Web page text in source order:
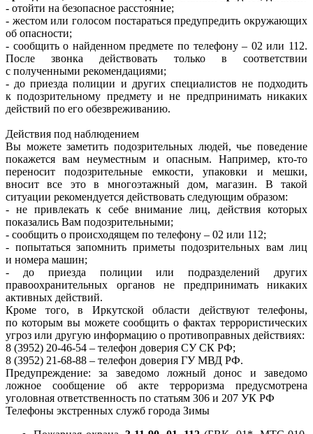
- отойти на безопасное расстояние;
- жестом или голосом постараться предупредить окружающих
об опасности;
- сообщить о найденном предмете по телефону – 02 или 112.
После звонка действовать только в соответствии
с полученными рекомендациями;
- до приезда полиции и других специалистов не подходить
к подозрительному предмету и не предпринимать никаких
действий по его обезвреживанию.
Действия под наблюдением
Вы можете заметить подозрительных людей, чье поведение
покажется вам неуместным и опасным. Например, кто-то
переносит подозрительные емкости, упаковки и мешки,
вносит все это в многоэтажный дом, магазин. В такой
ситуации рекомендуется действовать следующим образом:
- не привлекать к себе внимание лиц, действия которых
показались Вам подозрительными;
- сообщить о происходящем по телефону – 02 или 112;
- попытаться запомнить приметы подозрительных вам лиц
и номера машин;
- до приезда полиции или подразделений других
правоохранительных органов не предпринимать никаких
активных действий.
Кроме того, в Иркутской области действуют телефоны,
по которым вы можете сообщить о фактах террористических
угроз или другую информацию о противоправных действиях:
8 (3952) 20-46-54 – телефон доверия СУ СК РФ;
8 (3952) 21-68-88 – телефон доверия ГУ МВД РФ.
Предупреждение: за заведомо ложный донос и заведомо
ложное сообщение об акте терроризма предусмотрена
уголовная ответственность по статьям 306 и 207 УК РФ
Телефоны экстренных служб города Зимы